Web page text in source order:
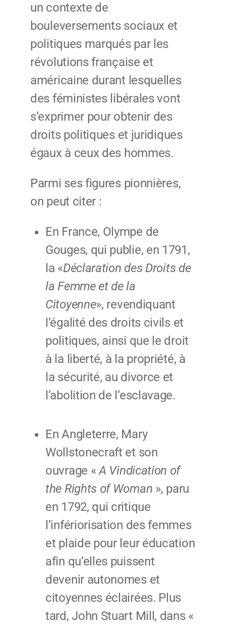
un contexte de
bouleversements sociaux et
politiques marqués par les
révolutions française et
américaine durant lesquelles
des féministes libérales vont
s’exprimer pour obtenir des
droits politiques et juridiques
égaux à ceux des hommes.
Parmi ses figures pionnières,
on peut citer :
En France, Olympe de
Gouges, qui publie, en 1791,
la «Déclaration des Droits de
la Femme et de la
Citoyenne», revendiquant
l’égalité des droits civils et
politiques, ainsi que le droit
à la liberté, à la propriété, à
la sécurité, au divorce et
l’abolition de l’esclavage.
En Angleterre, Mary
Wollstonecraft et son
ouvrage «A Vindication of
the Rights of Woman », paru
en 1792, qui critique
l’infériorisation des femmes
et plaide pour leur éducation
afin qu’elles puissent
devenir autonomes et
citoyennes éclairées. Plus
tard, John Stuart Mill, dans «